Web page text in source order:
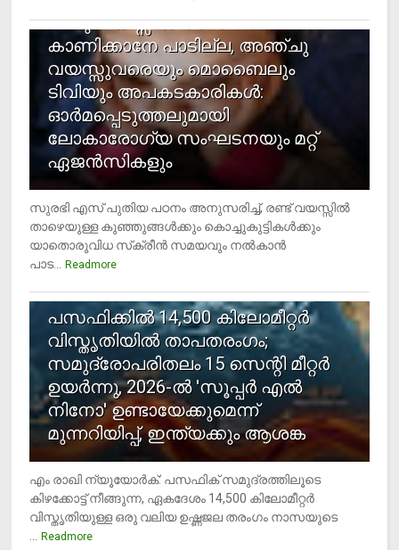
രണ്ടു വയസ്സില്‍ താഴെ സ്‌ക്രീന്‍
കാണിക്കാനേ പാടില്ല, അഞ്ചു
വയസ്സുവരെയും മൊബൈലും
ടിവിയും അപകടകാരികള്‍:
ഓര്‍മപ്പെടുത്തലുമായി
ലോകാരോഗ്യ സംഘടനയും മറ്റ്
ഏജന്‍സികളും
സുരഭി എസ് പുതിയ പഠനം അനുസരിച്ച്, രണ്ട് വയസ്സില്‍
താഴെയുള്ള കുഞ്ഞുങ്ങള്‍ക്കും കൊച്ചുകുട്ടികള്‍ക്കും
യാതൊരുവിധ സ്‌ക്രീന്‍ സമയവും നല്‍കാന്‍
പാട...
Readmore
പസഫിക്കില്‍ 14,500 കിലോമീറ്റര്‍
വിസ്തൃതിയില്‍ താപതരംഗം;
സമുദ്രോപരിതലം 15 സെന്റി മീറ്റര്‍
ഉയര്‍ന്നു, 2026-ല്‍ 'സൂപ്പര്‍ എല്‍
നിനോ' ഉണ്ടായേക്കുമെന്ന്
മുന്നറിയിപ്പ്, ഇന്ത്യക്കും ആശങ്ക
എം രാഖി ന്യൂയോര്‍ക്: പസഫിക് സമുദ്രത്തിലൂടെ
കിഴക്കോട്ട് നീങ്ങുന്ന, ഏകദേശം 14,500 കിലോമീറ്റര്‍
വിസ്തൃതിയുള്ള ഒരു വലിയ ഉഷ്ണജല തരംഗം നാസയുടെ
Readmore